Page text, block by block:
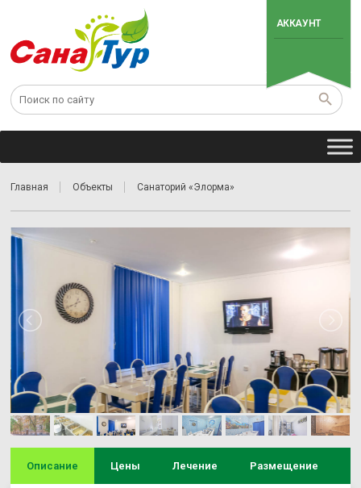
АККАУНТ
Главная Объекты Санаторий «Элорма»
Описание Цены Лечение Размещение